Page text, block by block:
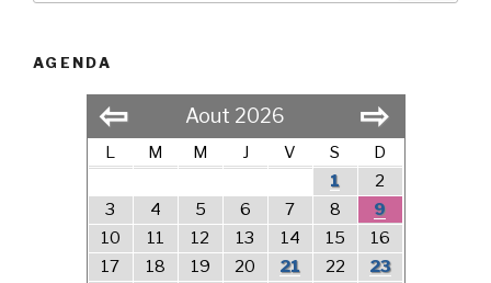
AGENDA
⇦ Aout 2026 ⇨
L M M J V S
D
1
2
3
4 5 6 7 8
9
10
11 12 13 14 15
16
17
18 19 20 21 22
23